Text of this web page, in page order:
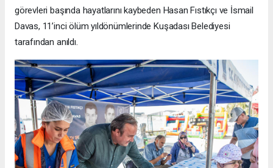
görevleri başında hayatlarını kaybeden Hasan Fıstıkçı ve İsmail
Davas, 11’inci ölüm yıldönümlerinde Kuşadası Belediyesi
tarafından anıldı.